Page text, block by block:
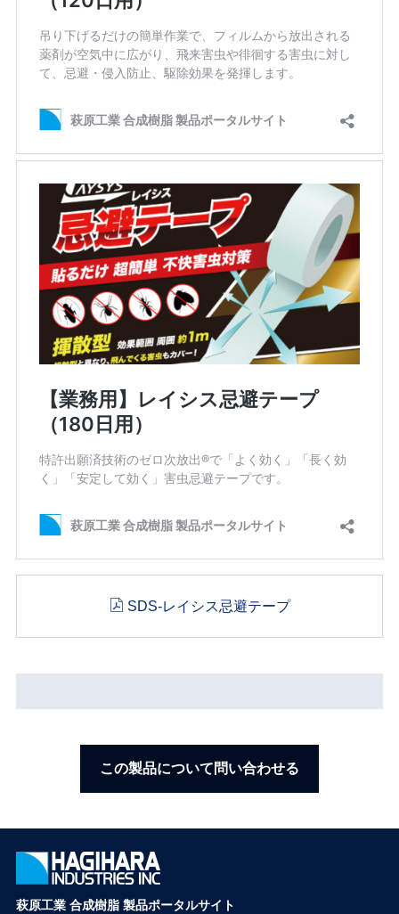
SDS-レイシス忌避テープ
この製品について問い合わせる
萩原工業 合成樹脂 製品ポータルサイト